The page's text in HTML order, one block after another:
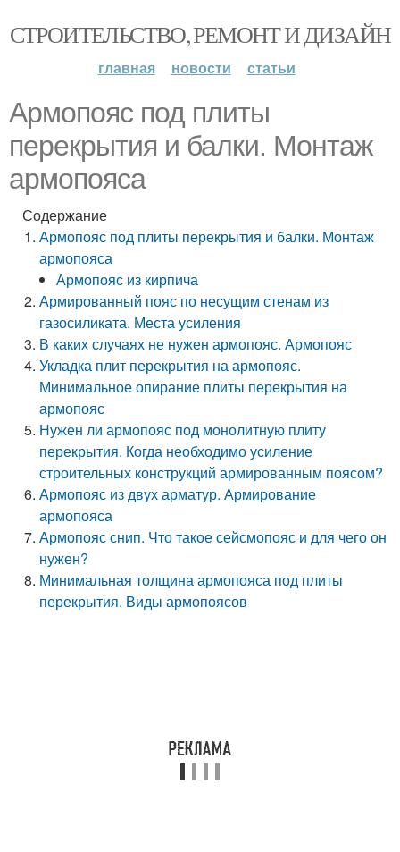
СТРОИТЕЛЬСТВО, РЕМОНТ И ДИЗАЙН
главная новости статьи
Армопояс под плиты
перекрытия и балки. Монтаж
армопояса
Содержание
Армопояс под плиты перекрытия и балки. Монтаж
армопояса
Армопояс из кирпича
Армированный пояс по несущим стенам из
газосиликата. Места усиления
В каких случаях не нужен армопояс. Армопояс
Укладка плит перекрытия на армопояс.
Минимальное опирание плиты перекрытия на
армопояс
Нужен ли армопояс под монолитную плиту
перекрытия. Когда необходимо усиление
строительных конструкций армированным поясом?
Армопояс из двух арматур. Армирование
армопояса
Армопояс снип. Что такое сейсмопояс и для чего он
нужен?
Минимальная толщина армопояса под плиты
перекрытия. Виды армопоясов